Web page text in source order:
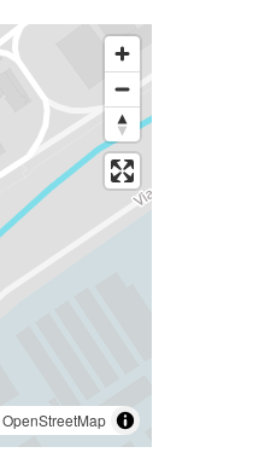
OpenStreetMap